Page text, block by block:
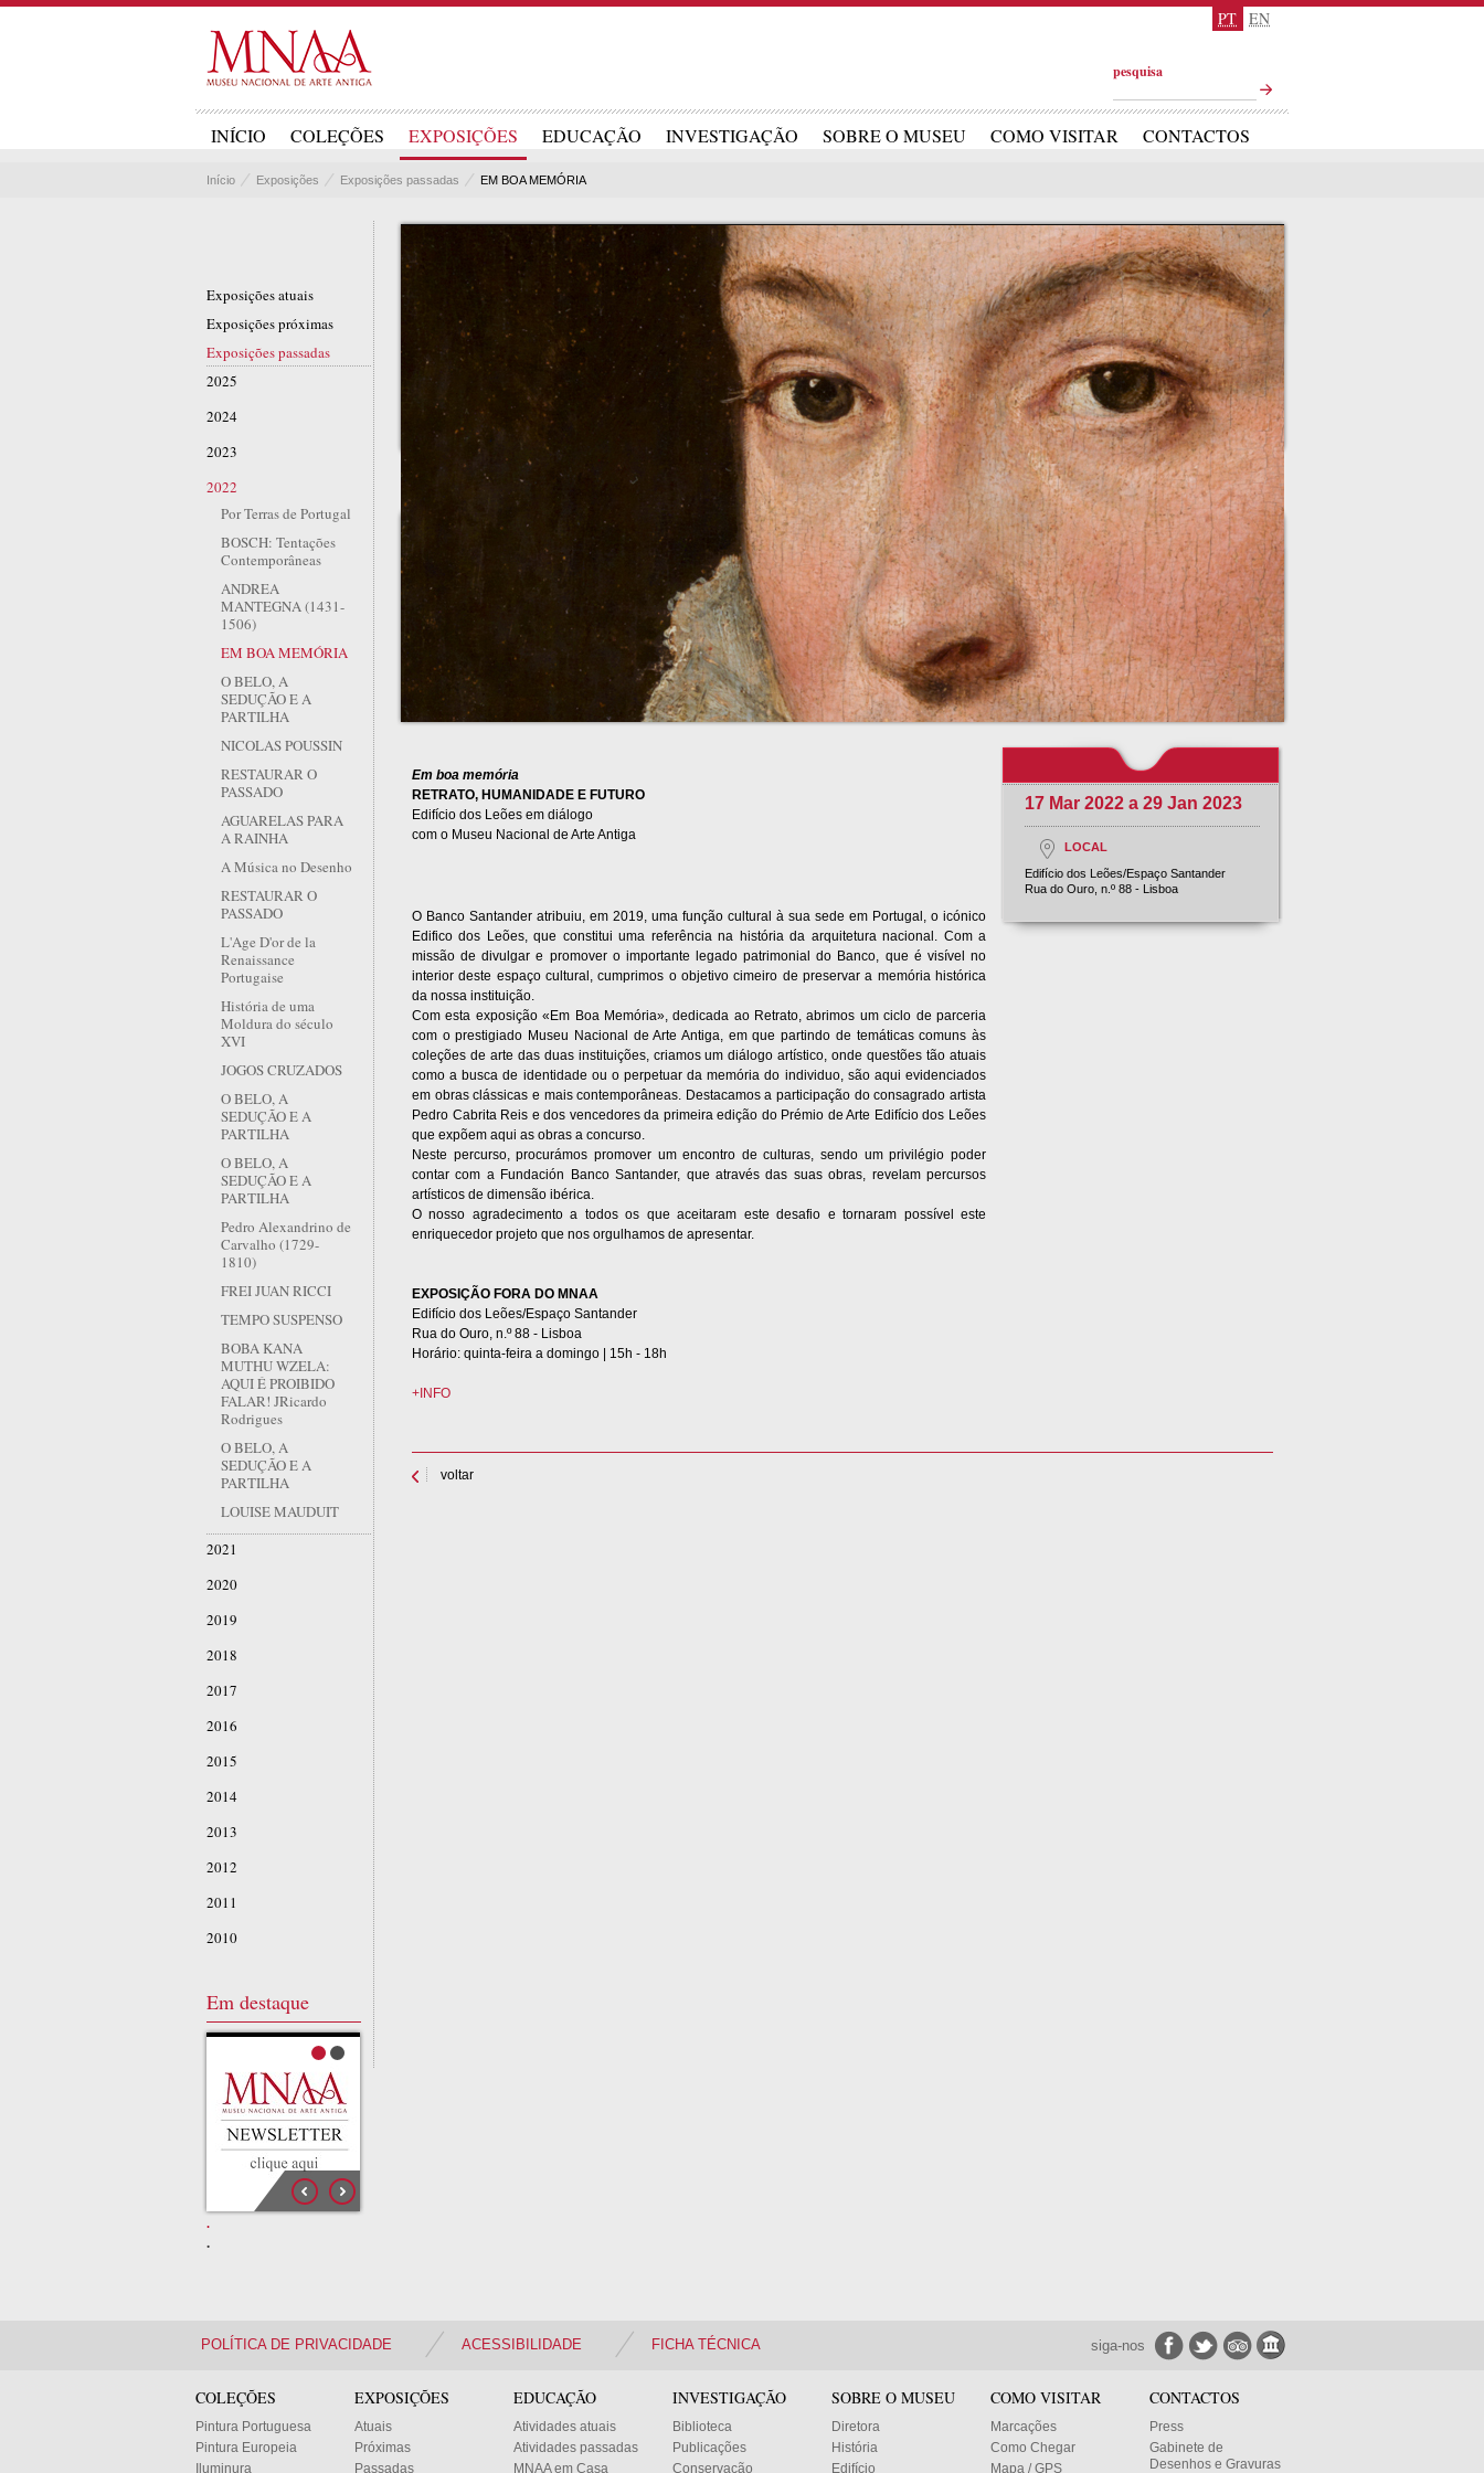
PT EN
pesquisa
INÍCIO COLEÇÕES EXPOSIÇÕES EDUCAÇÃO INVESTIGAÇÃO SOBRE O MUSEU COMO VISITAR CONTACTOS
Início Exposições Exposições passadas EM BOA MEMÓRIA
Em boa memória
RETRATO, HUMANIDADE E FUTURO
Edifício dos Leões em diálogo
com o Museu Nacional de Arte Antiga
O Banco Santander atribuiu, em 2019, uma função cultural à sua sede em Portugal, o icónico
Edifico dos Leões, que constitui uma referência na história da arquitetura nacional. Com a
missão de divulgar e promover o importante legado patrimonial do Banco, que é visível no
interior deste espaço cultural, cumprimos o objetivo cimeiro de preservar a memória histórica
da nossa instituição.
Com esta exposição «Em Boa Memória», dedicada ao Retrato, abrimos um ciclo de parceria
com o prestigiado Museu Nacional de Arte Antiga, em que partindo de temáticas comuns às
coleções de arte das duas instituições, criamos um diálogo artístico, onde questões tão atuais
como a busca de identidade ou o perpetuar da memória do individuo, são aqui evidenciados
em obras clássicas e mais contemporâneas. Destacamos a participação do consagrado artista
Pedro Cabrita Reis e dos vencedores da primeira edição do Prémio de Arte Edifício dos Leões
que expõem aqui as obras a concurso.
Neste percurso, procurámos promover um encontro de culturas, sendo um privilégio poder
contar com a Fundación Banco Santander, que através das suas obras, revelam percursos
artísticos de dimensão ibérica.
O nosso agradecimento a todos os que aceitaram este desafio e tornaram possível este
enriquecedor projeto que nos orgulhamos de apresentar.
EXPOSIÇÃO FORA DO MNAA
Edifício dos Leões/Espaço Santander
Rua do Ouro, n.º 88 - Lisboa
Horário: quinta-feira a domingo | 15h - 18h
+INFO
17 Mar 2022 a 29 Jan 2023
LOCAL
Edifício dos Leões/Espaço Santander
Rua do Ouro, n.º 88 - Lisboa
voltar
Exposições atuais
Exposições próximas
Exposições passadas
2025
2024
2023
2022
Por Terras de Portugal
BOSCH: Tentações
Contemporâneas
ANDREA
MANTEGNA (1431-
1506)
EM BOA MEMÓRIA
O BELO, A
SEDUÇÃO E A
PARTILHA
NICOLAS POUSSIN
RESTAURAR O
PASSADO
AGUARELAS PARA
A RAINHA
A Música no Desenho
RESTAURAR O
PASSADO
L'Age D'or de la
Renaissance
Portugaise
História de uma
Moldura do século
XVI
JOGOS CRUZADOS
O BELO, A
SEDUÇÃO E A
PARTILHA
O BELO, A
SEDUÇÃO E A
PARTILHA
Pedro Alexandrino de
Carvalho (1729-
1810)
FREI JUAN RICCI
TEMPO SUSPENSO
BOBA KANA
MUTHU WZELA:
AQUI É PROIBIDO
FALAR! JRicardo
Rodrigues
O BELO, A
SEDUÇÃO E A
PARTILHA
LOUISE MAUDUIT
2021
2020
2019
2018
2017
2016
2015
2014
2013
2012
2011
2010
Em destaque
.
.
POLÍTICA DE PRIVACIDADE ACESSIBILIDADE FICHA TÉCNICA siga-nos
COLEÇÕES
Pintura Portuguesa
Pintura Europeia
Iluminura
EXPOSIÇÕES
Atuais
Próximas
Passadas
EDUCAÇÃO
Atividades atuais
Atividades passadas
MNAA em Casa
INVESTIGAÇÃO
Biblioteca
Publicações
Conservação
SOBRE O MUSEU
Diretora
História
Edifício
COMO VISITAR
Marcações
Como Chegar
Mapa / GPS
CONTACTOS
Press
Gabinete de
Desenhos e Gravuras